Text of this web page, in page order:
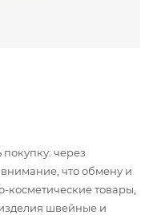
покупку: через
что обмену и
товары,
швейные и